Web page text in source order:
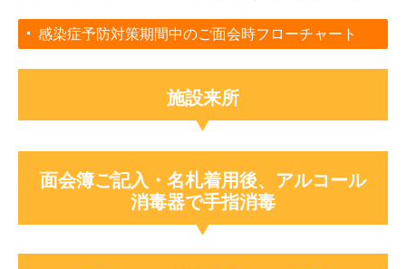
感染症予防対策期間中のご面会時フローチャート
施設来所
面会簿ご記入・名札着用後、 アルコール
消毒器で手指消毒